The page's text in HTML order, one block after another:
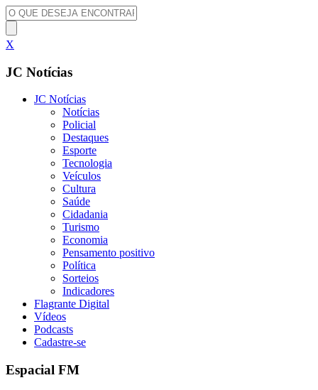
X
JC Notícias
JC Notícias
Notícias
Policial
Destaques
Esporte
Tecnologia
Veículos
Cultura
Saúde
Cidadania
Turismo
Economia
Pensamento positivo
Política
Sorteios
Indicadores
Flagrante Digital
Vídeos
Podcasts
Cadastre-se
Espacial FM